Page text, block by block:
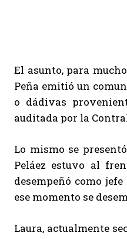
El asunto, para
Peña emitió un
o dádivas
auditada por la
Lo mismo se
Peláez estuvo al
desempeñó como
ese momento se
Laura, actualmente